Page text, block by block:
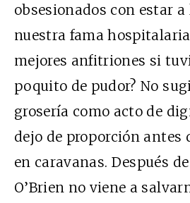
obsesionados con estar
nuestra fama
mejores anfitriones si
poquito de pudor? No
grosería como acto de
dejo de proporción antes
en caravanas. Después
O’Brien no viene a